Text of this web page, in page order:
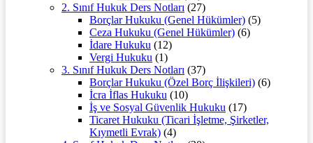
2. Sınıf Hukuk Ders Notları (27)
Borçlar Hukuku (Genel Hükümler) (5)
Ceza Hukuku (Genel Hükümler) (6)
İdare Hukuku (12)
Vergi Hukuku (1)
3. Sınıf Hukuk Ders Notları (37)
Borçlar Hukuku (Özel Borç İlişkileri) (6)
İcra İflas Hukuku (10)
İş ve Sosyal Güvenlik Hukuku (17)
Ticaret Hukuku (Ticari İşletme, Şirketler,
Kıymetli Evrak) (4)